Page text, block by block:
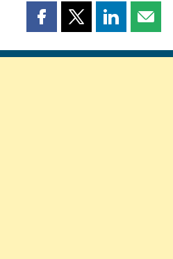
Partager
page
Partager
page
Partager
page page